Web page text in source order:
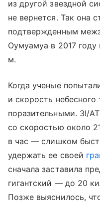
из другой звездной
не вернется. Так она
подтвержденным
Оумуамуа в 2017
м.
Когда ученые
и скорость небесного
поразительными. 3I/
со скоростью около
в час — слишком
удержать ее своей
сначала заставила
гигантский — до 20
Позже выяснилось,